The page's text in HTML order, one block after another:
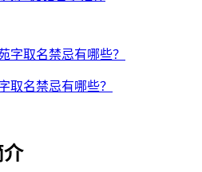
取名禁忌有哪些？
介